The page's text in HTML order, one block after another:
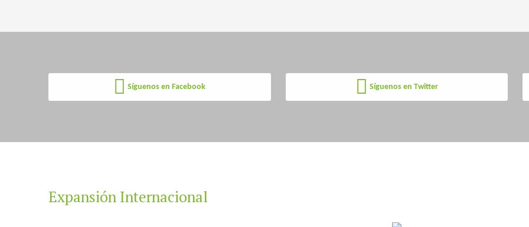
Síguenos en Facebook Síguenos en Twitter
Expansión Internacional